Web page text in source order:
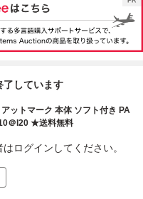
了しています
ットマーク 本体 ソフト付き PA
＠I20 ★送料無料
ログインしてください。